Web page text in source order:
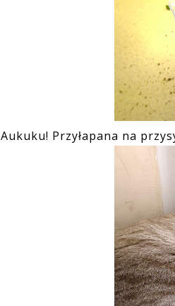
Aukuku! Przyłapana na